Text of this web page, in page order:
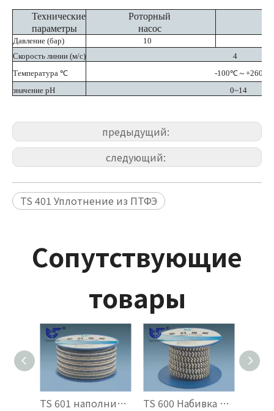
Технические
параметры
Роторный
насос
Давление (бар)
10
Скорость линии (м/с)
4
Температура ℃
-100℃～+260℃
значение pH
0~14
предыдущий:
следующий:
TS 401 Уплотнение из ПТФЭ
Сопутствующие
товары
TS 601 наполнитель GFO®, армированный тетрагональным арамидом TS 600 Набивка из переплетенного арамида и графита из ПТФЭ